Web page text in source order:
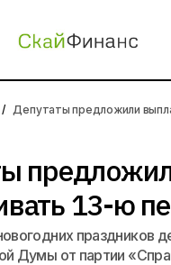
Депутаты предложили
13-ю
праздников
Думы от партии